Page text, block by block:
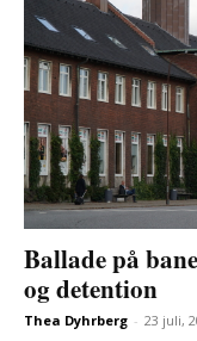
Ballade på
og detention
Thea Dyhrberg - 23 juli,